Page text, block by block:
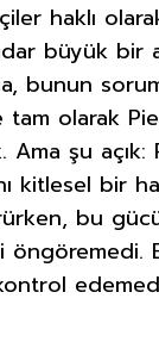
haklı
büyük bir
bunun
tam olarak
Ama şu açık:
kitlesel bir
bu
öngöremedi.